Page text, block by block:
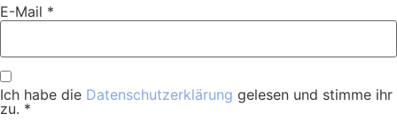
E-Mail *
Ich habe die Datenschutzerklärung gelesen und stimme ihr
zu. *